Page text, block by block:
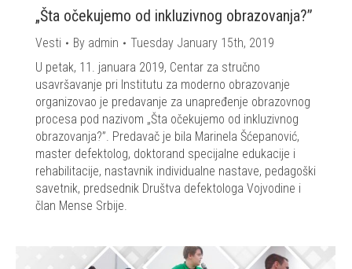
„Šta očekujemo od inkluzivnog obrazovanja?”
Vesti By admin
Tuesday January 15th, 2019
U petak, 11. januara 2019, Centar za stručno
usavršavanje pri Institutu za moderno obrazovanje
organizovao je predavanje za unapređenje obrazovnog
procesa pod nazivom „Šta očekujemo od inkluzivnog
obrazovanja?”. Predavač je bila Marinela Šćepanović,
master defektolog, doktorand specijalne edukacije i
rehabilitacije, nastavnik individualne nastave, pedagoški
savetnik, predsednik Društva defektologa Vojvodine i
član Mense Srbije.